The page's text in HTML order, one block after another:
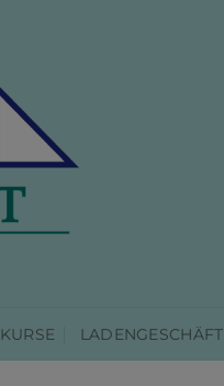
KURSE LADENGESCHÄFT